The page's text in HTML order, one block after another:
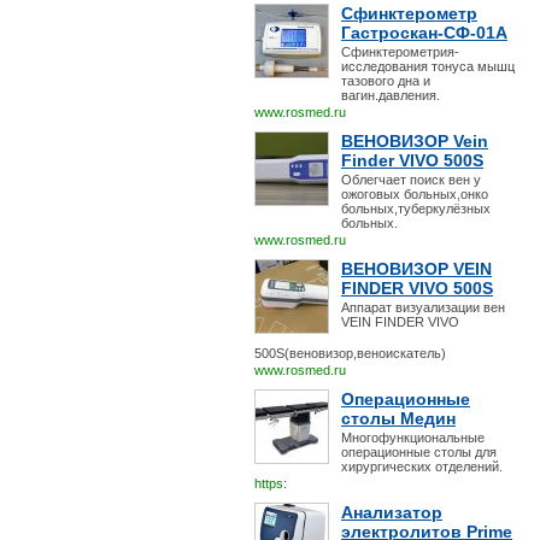
Сфинктерометр
Гастроскан-СФ-01А
Сфинктерометрия-
исследования тонуса мышц
тазового дна и
вагин.давления.
www.rosmed.ru
ВЕНОВИЗОР Vein
Finder VIVO 500S
Облегчает поиск вен у
ожоговых больных,онко
больных,туберкулёзных
больных.
www.rosmed.ru
ВЕНОВИЗОР VEIN
FINDER VIVO 500S
Аппарат визуализации вен
VEIN FINDER VIVO
500S(веновизор,веноискатель)
www.rosmed.ru
Операционные
столы Медин
Многофункциональные
операционные столы для
хирургических отделений.
https:
Анализатор
электролитов Prime